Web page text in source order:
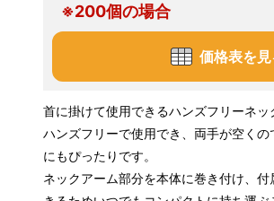
※200個の場合
価格表を見
首に掛けて使用できるハンズフリーネッ
ハンズフリーで使用でき、両手が空くの
にもぴったりです。
ネックアーム部分を本体に巻き付け、